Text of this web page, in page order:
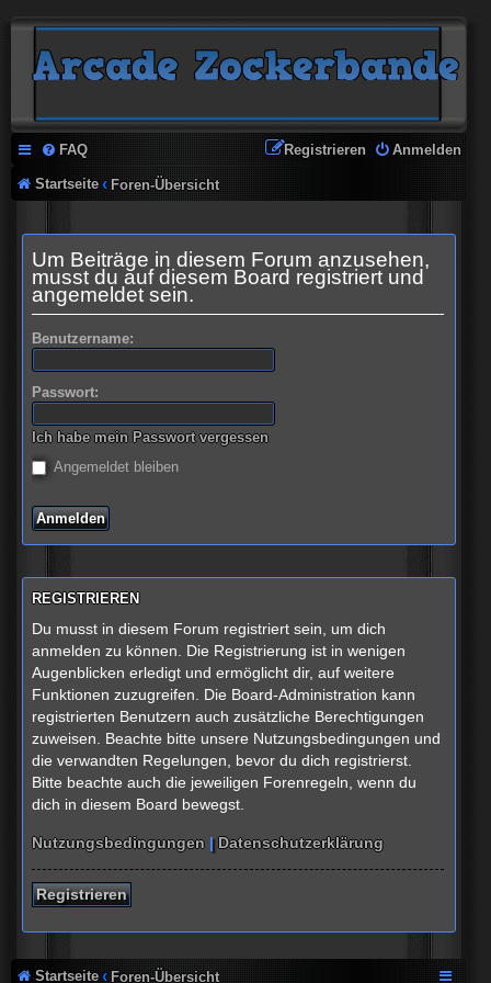
FAQ Anmelden
Registrieren
Startseite Foren-Übersicht
Um Beiträge in diesem Forum anzusehen,
musst du auf diesem Board registriert und
angemeldet sein.
Benutzername:
Passwort:
Ich habe mein Passwort vergessen
Angemeldet bleiben
REGISTRIEREN
Du musst in diesem Forum registriert sein, um dich
anmelden zu können. Die Registrierung ist in wenigen
Augenblicken erledigt und ermöglicht dir, auf weitere
Funktionen zuzugreifen. Die Board-Administration kann
registrierten Benutzern auch zusätzliche Berechtigungen
zuweisen. Beachte bitte unsere Nutzungsbedingungen und
die verwandten Regelungen, bevor du dich registrierst.
Bitte beachte auch die jeweiligen Forenregeln, wenn du
dich in diesem Board bewegst.
Nutzungsbedingungen |Datenschutzerklärung
Registrieren
Startseite Foren-Übersicht